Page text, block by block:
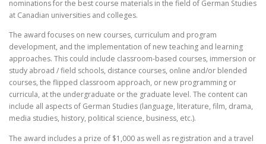
nominations for the best course materials in the field of German Studies
at Canadian universities and colleges.
The award focuses on new courses, curriculum and program
development, and the implementation of new teaching and learning
approaches. This could include classroom-based courses, immersion or
study abroad / field schools, distance courses, online and/or blended
courses, the flipped classroom approach, or new programming or
curricula, at the undergraduate or the graduate level. The content can
include all aspects of German Studies (language, literature, film, drama,
media studies, history, political science, business, etc.).
The award includes a prize of $1,000 as well as registration and a travel